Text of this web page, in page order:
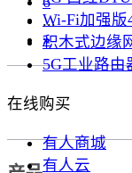
Wi-Fi加强版
积木式边缘
5G工业路由
在线购买
有人商城
有人云
...
»